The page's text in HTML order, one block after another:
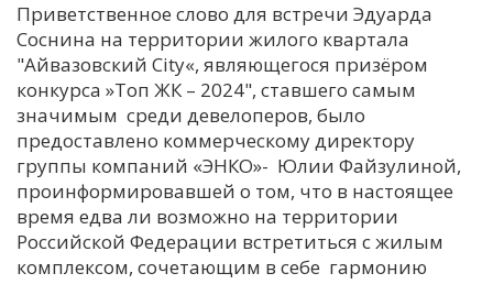
Приветственное слово для встречи Эдуарда
Соснина на территории жилого квартала
"Айвазовский City«, являющегося призёром
конкурса »Топ ЖК – 2024", ставшего самым
значимым среди девелоперов, было
предоставлено коммерческому директору
группы компаний «ЭНКО»- Юлии Файзулиной,
проинформировавшей о том, что в настоящее
время едва ли возможно на территории
Российской Федерации встретиться с жилым
комплексом, сочетающим в себе гармонию